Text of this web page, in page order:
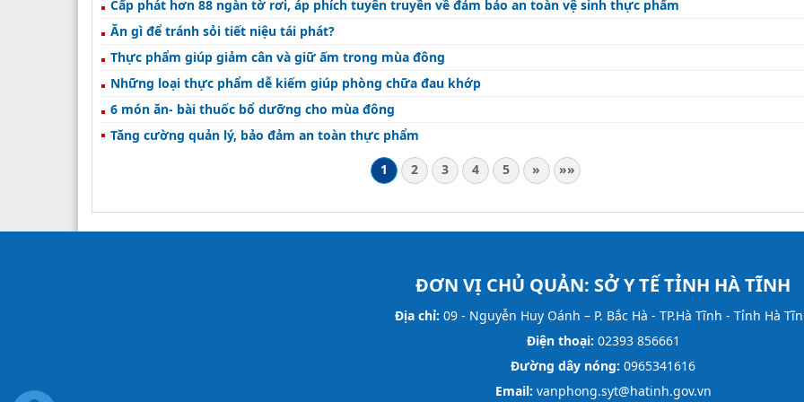
Cấp phát hơn 88 ngàn tờ rơi, áp phích tuyên truyền về đảm bảo an toàn vệ sinh thực phẩm
Ăn gì để tránh sỏi tiết niệu tái phát?
Thực phẩm giúp giảm cân và giữ ấm trong mùa đông
Những loại thực phẩm dễ kiếm giúp phòng chữa đau khớp
6 món ăn- bài thuốc bổ dưỡng cho mùa đông
Tăng cường quản lý, bảo đảm an toàn thực phẩm
1
2 3 4 5 » »»
ĐƠN VỊ CHỦ QUẢN: SỞ Y TẾ TỈNH HÀ TĨNH
Địa chỉ: 09 - Nguyễn Huy Oánh – P. Bắc Hà - TP.Hà Tĩnh - Tỉnh Hà
Điện thoại: 02393 856661
Đường dây nóng: 0965341616
Email: vanphong.syt@hatinh.gov.vn